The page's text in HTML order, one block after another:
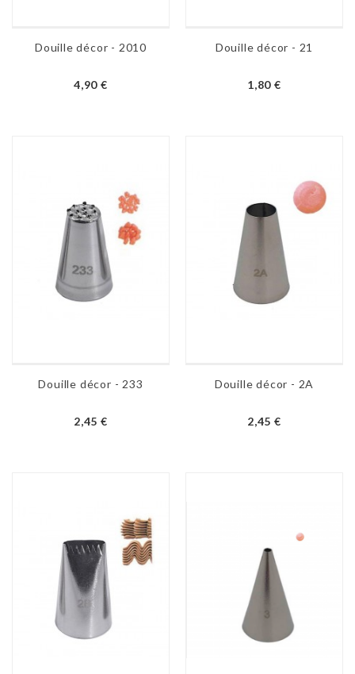
Douille décor - 2010
4,90 €
Douille décor - 21
1,80 €
Douille décor - 233
2,45 €
Douille décor - 2A
2,45 €